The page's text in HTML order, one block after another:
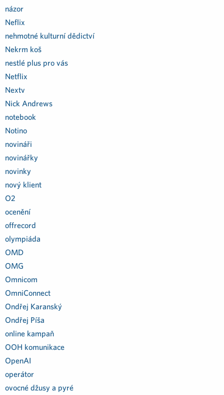
názor
Neflix
nehmotné kulturní dědictví
Nekrm koš
nestlé plus pro vás
Netflix
Nextv
Nick Andrews
notebook
Notino
novináři
novinářky
novinky
nový klient
O2
ocenění
offrecord
olympiáda
OMD
OMG
Omnicom
OmniConnect
Ondřej Karanský
Ondřej Píša
online kampaň
OOH komunikace
OpenAI
operátor
ovocné džusy a pyré